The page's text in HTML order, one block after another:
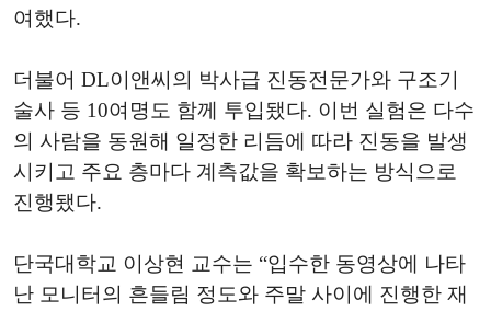
여했다.
더불어 DL이앤씨의 박사급 진동전문가와 구조기
술사 등 10여명도 함께 투입됐다. 이번 실험은 다수
의 사람을 동원해 일정한 리듬에 따라 진동을 발생
시키고 주요 층마다 계측값을 확보하는 방식으로
진행됐다.
단국대학교 이상현 교수는 “입수한 동영상에 나타
난 모니터의 흔들림 정도와 주말 사이에 진행한 재